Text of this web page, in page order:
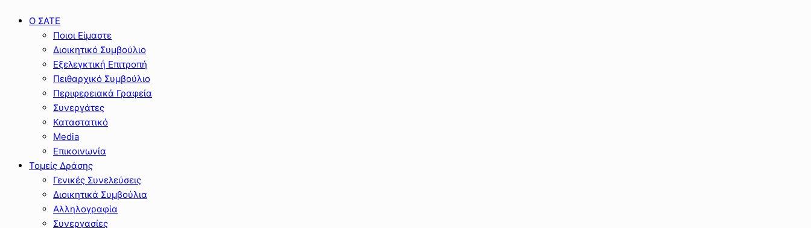
Ο ΣΑΤΕ
Ποιοι Είμαστε
Διοικητικό Συμβούλιο
Εξελεγκτική Επιτροπή
Πειθαρχικό Συμβούλιο
Περιφερειακά Γραφεία
Συνεργάτες
Καταστατικό
Media
Επικοινωνία
Τομείς Δράσης
Γενικές Συνελεύσεις
Διοικητικά Συμβούλια
Αλληλογραφία
Συνεργασίες